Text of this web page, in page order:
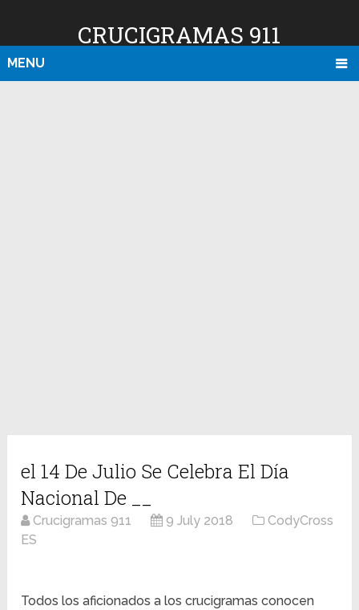
CRUCIGRAMAS 911
MENU
el 14 De Julio Se Celebra El Día
Nacional De __
Crucigramas 911 9 July 2018
CodyCross
ES
Todos los aficionados a los crucigramas conocen